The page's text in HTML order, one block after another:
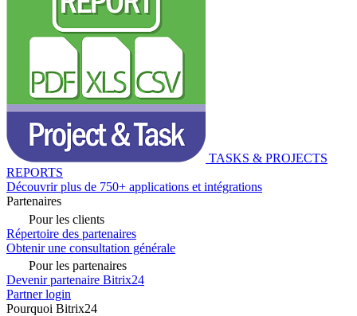
TASKS & PROJECTS
REPORTS
Découvrir plus de 750+ applications et intégrations
Partenaires
Pour les clients
Répertoire des partenaires
Obtenir une consultation générale
Pour les partenaires
Devenir partenaire Bitrix24
Partner login
Pourquoi Bitrix24